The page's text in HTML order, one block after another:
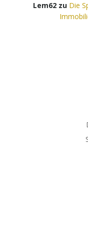
Lem62zu Die